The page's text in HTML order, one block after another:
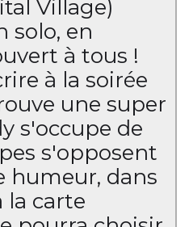
Village)
solo, en
à tous !
à la soirée
une super
s'occupe de
s'opposent
humeur, dans
la carte